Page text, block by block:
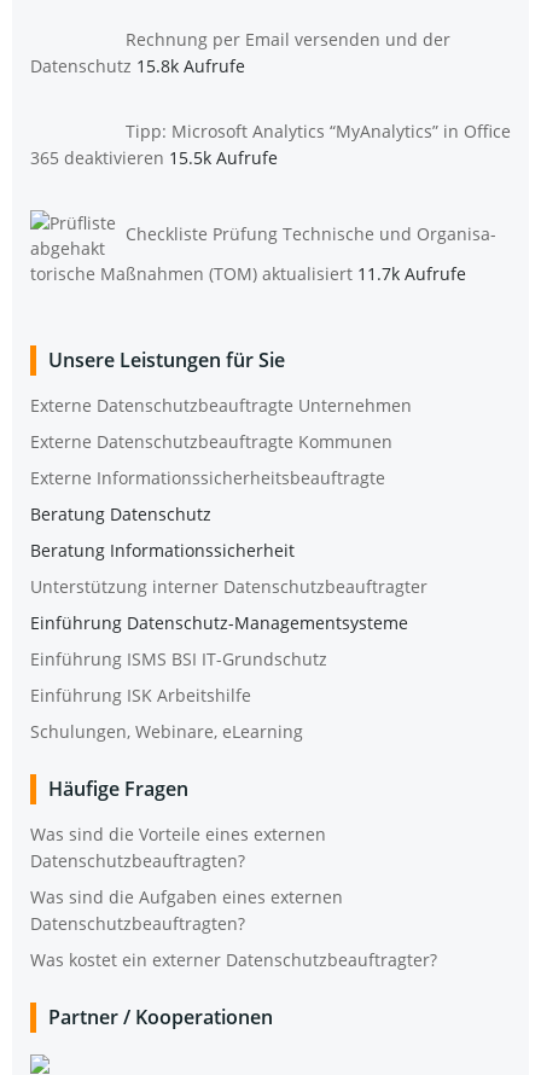
Rech­nung per Email ver­sen­den und der
Datenschutz 15.8k Aufrufe
Tipp: Micro­soft Ana­ly­tics “MyAna­ly­tics” in Office
365 deaktivieren 15.5k Aufrufe
Check­lis­te Prü­fung Tech­ni­sche und Orga­ni­sa­
to­ri­sche Maß­nah­men (TOM) aktualisiert 11.7k Aufrufe
Unse­re Leis­tun­gen für Sie
Exter­ne Daten­schutz­be­auf­trag­te Unternehmen
Exter­ne Daten­schutz­be­auf­trag­te Kommunen
Exter­ne Informationssicherheitsbeauftragte
Bera­tung Datenschutz
Bera­tung Informationssicherheit
Unter­stüt­zung inter­ner Datenschutzbeauftragter
Ein­füh­rung Datenschutz-Managementsysteme
Ein­füh­rung ISMS BSI IT-Grundschutz
Ein­füh­rung ISK Arbeitshilfe
Schu­lun­gen, Web­i­na­re, eLearning
Häu­fi­ge Fragen
Was sind die Vor­tei­le eines exter­nen
Datenschutzbeauftragten?
Was sind die Auf­ga­ben eines exter­nen
Datenschutzbeauftragten?
Was kos­tet ein exter­ner Datenschutzbeauftragter?
Part­ner /​ Koope­ra­tio­nen